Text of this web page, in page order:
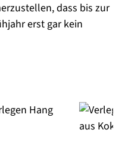
dass bis zur
erst gar kein